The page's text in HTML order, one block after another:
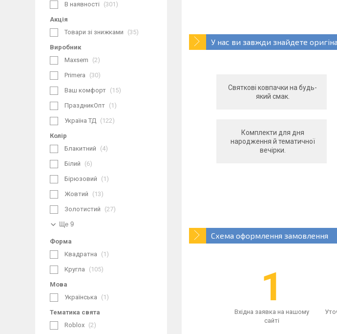
У нас ви завжди знайдете
Святкові ковпачки на будь-
який смак.
Комплекти для дня
народження й тематичної
вечірки.
Схема оформлення замовлення
1
Вхідна заявка на нашому
сайті
В наявності
301
Акція
Товари зі знижками
35
Виробник
Maxsem
2
Primera 30
Ваш комфорт 15
ПраздникОпт 1
Україна ТД 122
Колір
Блакитний
4
Білий 6
Бірюзовий 1
Жовтий 13
Золотистий 27
Ще 9
Форма
Квадратна
1
Кругла 105
Мова
Українська
1
Тематика свята
Roblox
2